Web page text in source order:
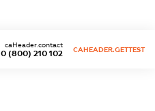
0 (800) 210 102
caHeader.contact
CAHEADER.GETTEST